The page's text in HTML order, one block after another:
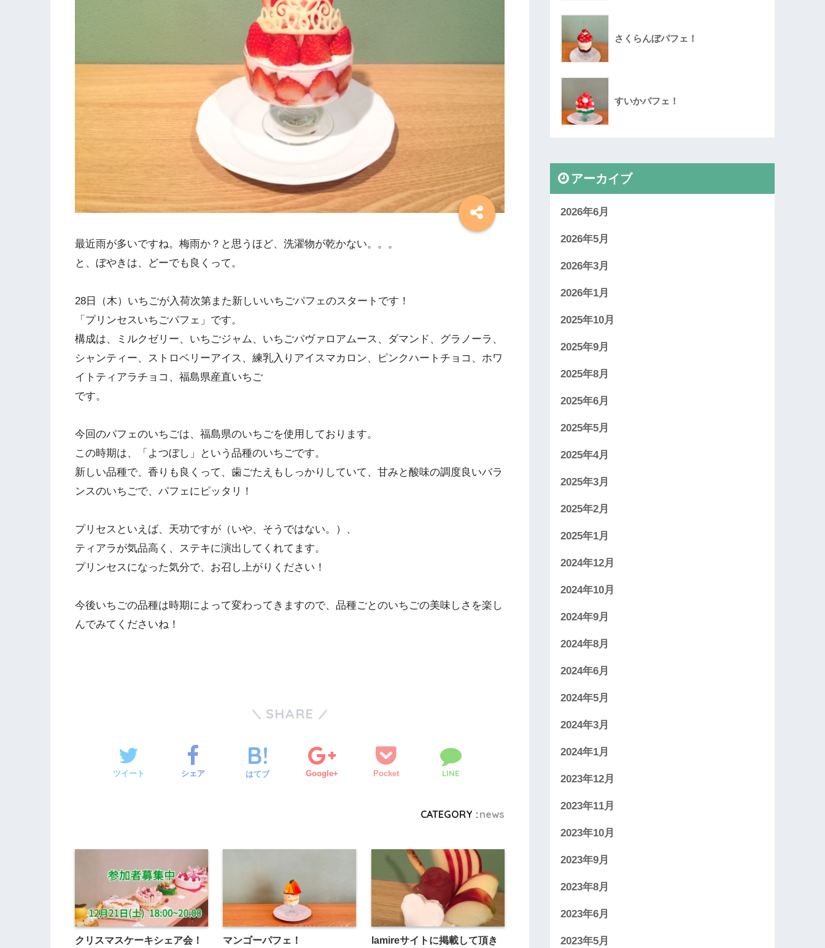
最近雨が多いですね。梅雨か？と思うほど、洗濯物が乾かない。。。
と、ぼやきは、どーでも良くって。
28日（木）いちごが入荷次第また新しいいちごパフェのスタートです！
「プリンセスいちごパフェ」です。
構成は、ミルクゼリー、いちごジャム、いちごパヴァロアムース、ダマンド、グラノーラ、
シャンティー、ストロベリーアイス、練乳入りアイスマカロン、ピンクハートチョコ、ホワ
イトティアラチョコ、福島県産直いちご
です。
今回のパフェのいちごは、福島県のいちごを使用しております。
この時期は、「よつぼし」という品種のいちごです。
新しい品種で、香りも良くって、歯ごたえもしっかりしていて、甘みと酸味の調度良いバラ
ンスのいちごで、パフェにピッタリ！
プリセスといえば、天功ですが（いや、そうではない。）、
ティアラが気品高く、ステキに演出してくれてます。
プリンセスになった気分で、お召し上がりください！
今後いちごの品種は時期によって変わってきますので、品種ごとのいちごの美味しさを楽し
んでみてくださいね！
SHARE
ツイート シェア はてブ Google+ Pocket LINE
CATEGORY : news
クリスマスケーキシェア会！ マンゴーパフェ！
lamireサイトに掲載して頂き
さくらんぼパフェ！
すいかパフェ！
アーカイブ
2026年6月
2026年5月
2026年3月
2026年1月
2025年10月
2025年9月
2025年8月
2025年6月
2025年5月
2025年4月
2025年3月
2025年2月
2025年1月
2024年12月
2024年10月
2024年9月
2024年8月
2024年6月
2024年5月
2024年3月
2024年1月
2023年12月
2023年11月
2023年10月
2023年9月
2023年8月
2023年6月
2023年5月